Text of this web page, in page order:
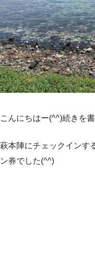
こんにちはー(^^)続きを
萩本陣にチェックインす
ン券でした(^^)